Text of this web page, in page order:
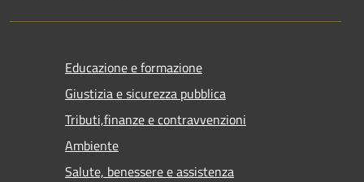
Educazione e formazione
Giustizia e sicurezza pubblica
Tributi,finanze e contravvenzioni
Ambiente
Salute, benessere e assistenza